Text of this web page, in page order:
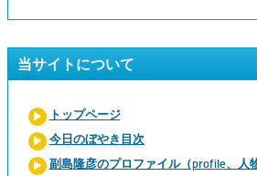
当サイトについて
トップページ
今日のぼやき目次
副島隆彦のプロファイル（profile、人